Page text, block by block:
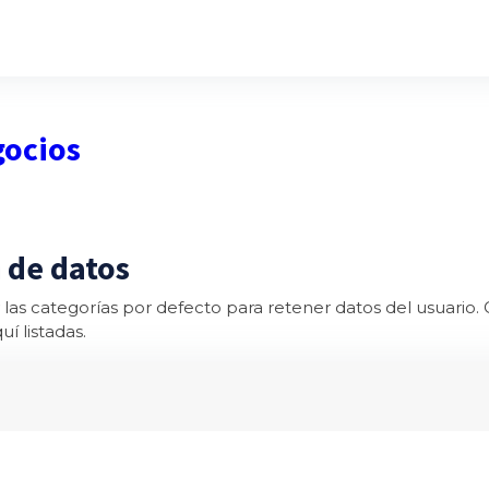
datos
categorías por defecto para retener datos del
listadas.